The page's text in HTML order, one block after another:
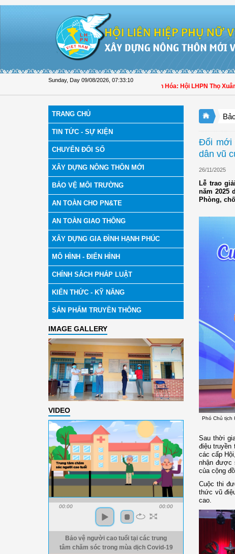
Sunday, Day 09/08/2026 07:33:12
| Thanh Hóa: Hội LHPN Thọ Xuân tích
TRANG CHỦ
TIN TỨC - SỰ KIỆN
CHUYỂN ĐỔI SỐ
XÂY DỰNG NÔNG THÔN MỚI
BẢO VỆ MÔI TRƯỜNG
AN TOÀN CHO PN&TE
AN TOÀN GIAO THÔNG
XÂY DỰNG GIA ĐÌNH HẠNH PHÚC
MÔ HÌNH - ĐIỂN HÌNH
CHÍNH SÁCH PHÁP LUẬT
KIẾN THỨC - KỸ NĂNG
SẢN PHẨM TRUYỀN THÔNG
IMAGE GALLERY
VIDEO
00:00 00:00
Bảo vệ người cao tuổi tại các trung
tâm chăm sóc trong mùa dịch Covid-19
Đổi mới
dân vũ
26/11/2025
Lễ trao
năm 2025
Phòng,
Phó Chủ tịch
Sau thời
điệu truyền
các cấp
nhận được
của cộng
Cuộc thi
thức vũ
cao.